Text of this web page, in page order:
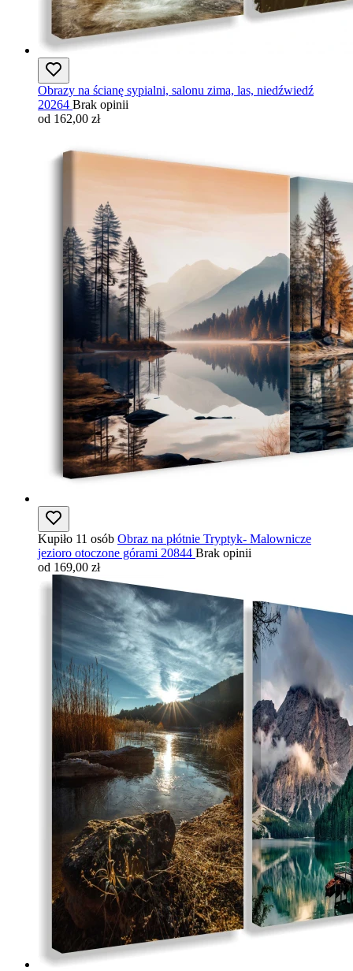
Obrazy na ścianę sypialni, salonu zima, las, niedźwiedź
20264 Brak opinii
od 162,00 zł
Kupiło 11 osób Obraz na płótnie Tryptyk- Malownicze
jezioro otoczone górami 20844 Brak opinii
od 169,00 zł